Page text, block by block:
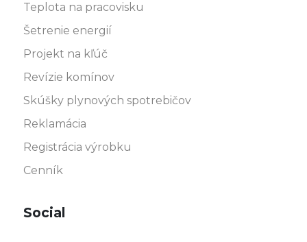
Teplota na pracovisku
Šetrenie energií
Projekt na kľúč
Revízie komínov
Skúšky plynových spotrebičov
Reklamácia
Registrácia výrobku
Cenník
Social